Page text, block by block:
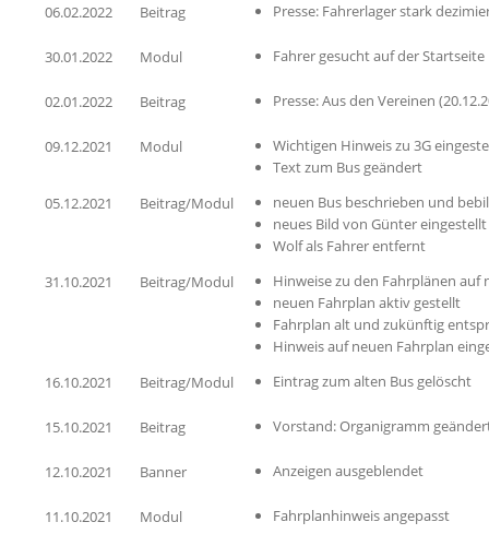
06.02.2022
Beitrag Presse: Fahrerlager stark
30.01.2022 Modul Fahrer gesucht auf der Startseite
02.01.2022 Beitrag Presse: Aus den Vereinen
09.12.2021 Modul
Wichtigen Hinweis zu 3G
Text zum Bus geändert
05.12.2021
Beitrag/Modul
neuen Bus beschrieben und
neues Bild von Günter eingestellt
Wolf als Fahrer entfernt
31.10.2021
Beitrag/Modul
Hinweise zu den Fahrplänen auf
neuen Fahrplan aktiv gestellt
Fahrplan alt und zukünftig
Hinweis auf neuen Fahrplan
16.10.2021
Beitrag/Modul Eintrag zum alten Bus gelöscht
15.10.2021 Beitrag Vorstand: Organigramm
12.10.2021 Banner Anzeigen ausgeblendet
11.10.2021 Modul Fahrplanhinweis angepasst